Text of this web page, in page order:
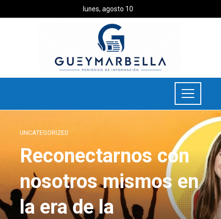
lunes, agosto 10
UNCATEGORIZED
Reconectarnos con
nosotros mismos en
la era de la